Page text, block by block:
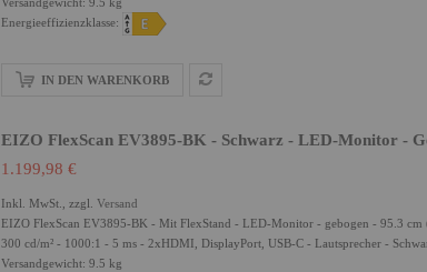
Energieeffizienzklasse:
IN DEN WARENKORB
EIZO FlexScan EV3895-BK - Schwarz - LED-Monitor -
1.199,98 €
Inkl. MwSt., zzgl. Versand
EIZO FlexScan EV3895-BK - Mit FlexStand - LED-Monitor - gebogen - 95.3
300 cd/m² - 1000:1 - 5 ms - 2xHDMI, DisplayPort, USB-C - Lautsprecher -
Versandgewicht: 9.5 kg